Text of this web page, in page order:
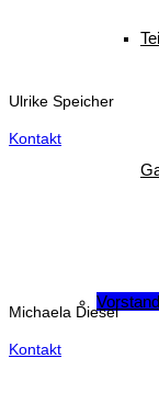
Ulrike Speicher
Kontakt
Michaela Diesel
Kontakt